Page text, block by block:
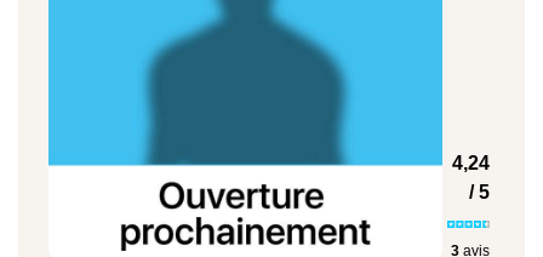
Pour moderniser une pièce plus grande, la
main-d'œuvre globale peut excéder 18 000
euros. Ce tarif peut inclure la mise en place
4,24
/ 5
3 avis